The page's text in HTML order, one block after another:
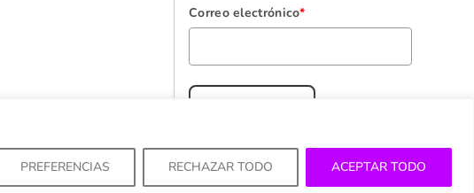
PREFERENCIAS RECHAZAR TODO ACEPTAR TODO
Correo electrónico*